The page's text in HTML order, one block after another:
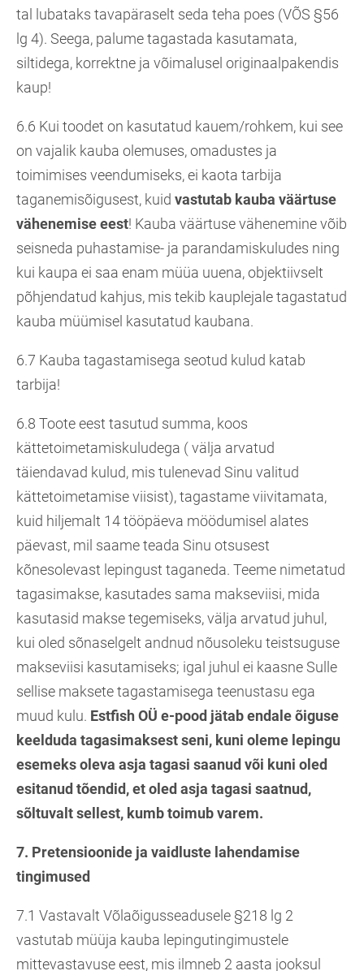
tal lubataks tavapäraselt seda teha poes (VÕS §56
lg 4). Seega, palume tagastada kasutamata,
siltidega, korrektne ja võimalusel originaalpakendis
kaup!
6.6 Kui toodet on kasutatud kauem/rohkem, kui see
on vajalik kauba olemuses, omadustes ja
toimimises veendumiseks, ei kaota tarbija
taganemisõigusest, kuid vastutab kauba väärtuse
vähenemise eest! Kauba väärtuse vähenemine võib
seisneda puhastamise- ja parandamiskuludes ning
kui kaupa ei saa enam müüa uuena, objektiivselt
põhjendatud kahjus, mis tekib kauplejale tagastatud
kauba müümisel kasutatud kaubana.
6.7 Kauba tagastamisega seotud kulud katab
tarbija!
6.8 Toote eest tasutud summa, koos
kättetoimetamiskuludega ( välja arvatud
täiendavad kulud, mis tulenevad Sinu valitud
kättetoimetamise viisist), tagastame viivitamata,
kuid hiljemalt 14 tööpäeva möödumisel alates
päevast, mil saame teada Sinu otsusest
kõnesolevast lepingust taganeda. Teeme nimetatud
tagasimakse, kasutades sama makseviisi, mida
kasutasid makse tegemiseks, välja arvatud juhul,
kui oled sõnaselgelt andnud nõusoleku teistsuguse
makseviisi kasutamiseks; igal juhul ei kaasne Sulle
sellise maksete tagastamisega teenustasu ega
muud kulu. Estfish OÜ e-pood jätab endale õiguse
keelduda tagasimaksest seni, kuni oleme lepingu
esemeks oleva asja tagasi saanud või kuni oled
esitanud tõendid, et oled asja tagasi saatnud,
sõltuvalt sellest, kumb toimub varem.
7. Pretensioonide ja vaidluste lahendamise
tingimused
7.1 Vastavalt Võlaõigusseadusele §218 lg 2
vastutab müüja kauba lepingutingimustele
mittevastavuse eest, mis ilmneb 2 aasta jooksul